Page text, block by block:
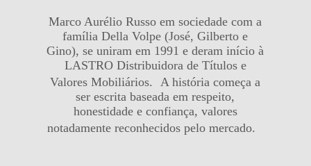
Marco Aurélio Russo em sociedade com a
família Della Volpe (José, Gilberto e
Gino), se uniram em 1991 e deram início à
LASTRO Distribuidora de Títulos e
Valores Mobiliários. A história começa a
ser escrita baseada em respeito,
honestidade e confiança, valores
notadamente reconhecidos pelo mercado.